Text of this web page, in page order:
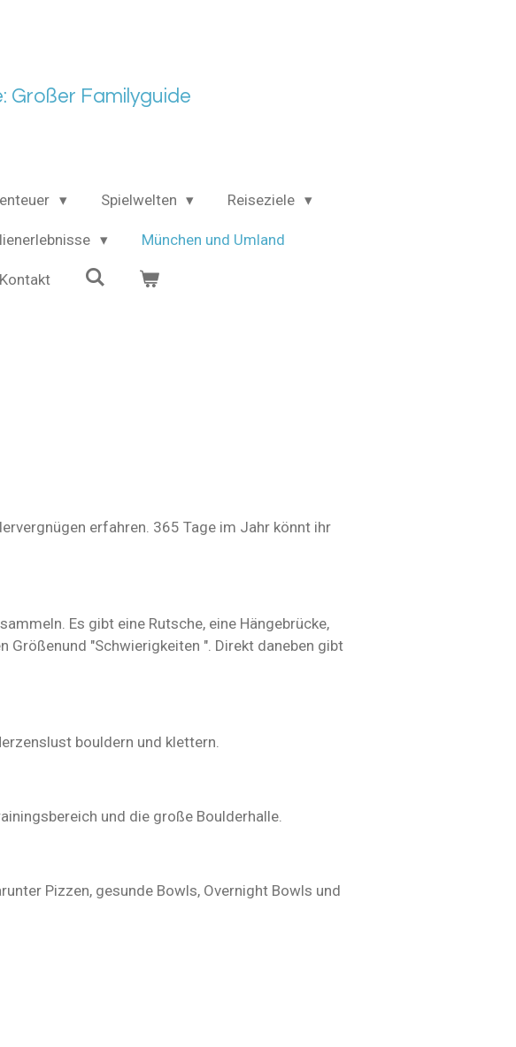
Großer Familyguide
Spielwelten Reiseziele
München und Umland
Kontakt
erfahren. 365 Tage im Jahr könnt ihr
Es gibt eine Rutsche, eine Hängebrücke,
Größenund "Schwierigkeiten ". Direkt daneben gibt
bouldern und klettern.
und die große Boulderhalle.
Pizzen, gesunde Bowls, Overnight Bowls und